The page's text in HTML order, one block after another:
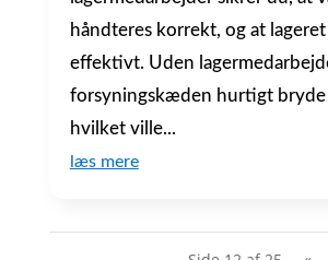
håndteres korrekt, og at
effektivt. Uden
forsyningskæden hurtigt bryde
hvilket ville...
læs mere